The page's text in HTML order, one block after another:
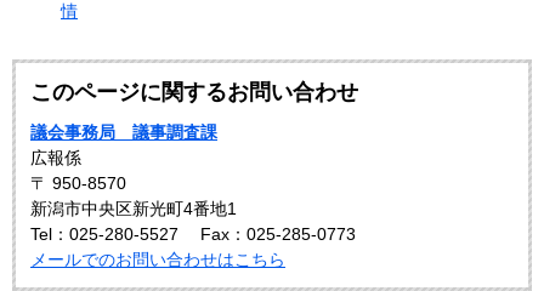
情
このページに関するお問い合わせ
議会事務局 議事調査課
広報係
〒 950-8570
新潟市中央区新光町4番地1
Tel：025-280-5527
Fax：025-285-0773
メールでのお問い合わせはこちら